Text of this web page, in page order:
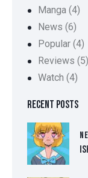
Manga (4)
News (6)
Popular (4)
Reviews (5)
Watch (4)
RECENT POSTS